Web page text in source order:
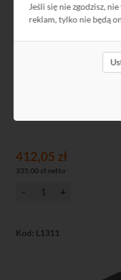
Jeśli się nie zgodzisz,
reklam, tylko nie będą
Media konwerter
412,05 zł
335,00 zł netto
Kod: L1311